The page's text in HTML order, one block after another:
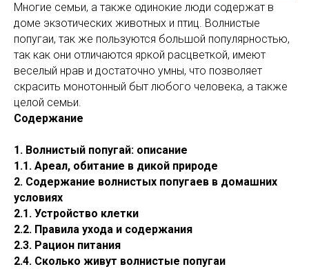
Многие семьи, а также одинокие люди содержат в
доме экзотических животных и птиц. Волнистые
попугаи, так же пользуются большой популярностью,
так как они отличаются яркой расцветкой, имеют
веселый нрав и достаточно умны, что позволяет
скрасить монотонный быт любого человека, а также
целой семьи.
Содержание
1. Волнистый попугай: описание
1.1. Ареал, обитание в дикой природе
2. Содержание волнистых попугаев в домашних
условиях
2.1. Устройство клетки
2.2. Правила ухода и содержания
2.3. Рацион питания
2.4. Сколько живут волнистые попугаи